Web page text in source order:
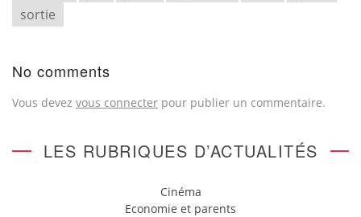
sortie
No comments
Vous devez vous connecter pour publier un commentaire.
LES RUBRIQUES D’ACTUALITÉS
Cinéma
Economie et parents